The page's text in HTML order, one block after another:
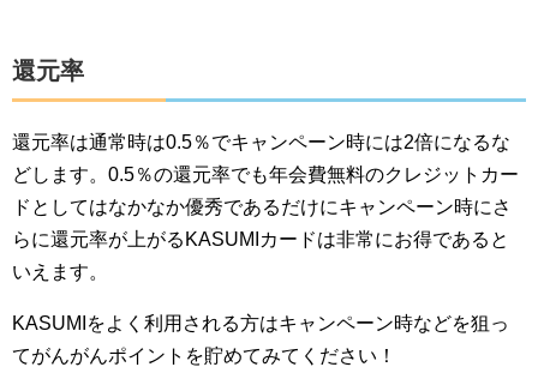
還元率
還元率は通常時は0.5％でキャンペーン時には2倍になるな
どします。0.5％の還元率でも年会費無料のクレジットカー
ドとしてはなかなか優秀であるだけにキャンペーン時にさ
らに還元率が上がるKASUMIカードは非常にお得であると
いえます。
KASUMIをよく利用される方はキャンペーン時などを狙っ
てがんがんポイントを貯めてみてください！